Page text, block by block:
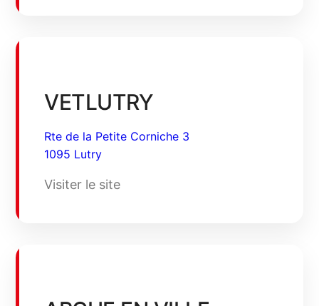
VETLUTRY
Rte de la Petite Corniche 3
1095 Lutry
Visiter le site